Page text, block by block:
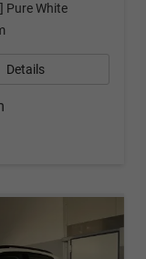
Pure White
Details